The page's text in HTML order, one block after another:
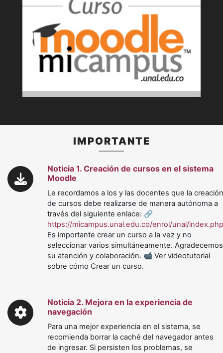
Previous
IMPORTANTE
Noticia 1. Creación de cursos en el sistema
Moodle
Le recordamos a los y las docentes que la creación
de cursos debe realizarse de manera autónoma a
través del siguiente enlace: 🔗
https://micampus.unal.edu.co/enrol/unal/index.php
Es importante crear un curso a la vez y no
seleccionar varios simultáneamente. Agradecemos
su atención y colaboración. 📹 Ver videotutorial
sobre cómo Crear un curso.
Noticia 2. Mejora en la experiencia de
navegación
Para una mejor experiencia en el sistema, se
recomienda borrar la caché del navegador antes
de ingresar. Si persisten los problemas, se